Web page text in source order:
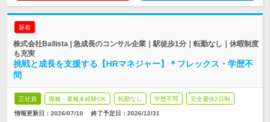
新着
株式会社Ballista | 急成長のコンサル企業｜駅徒歩1分｜転勤なし｜休暇制度
も充実
挑戦と成長を支援する【HRマネジャー】＊フレックス・学歴不
問
正社員 職種・業種未経験OK 転勤なし 学歴不問 完全週休2日制
情報更新日：2026/07/10 終了予定日： 2026/12/31